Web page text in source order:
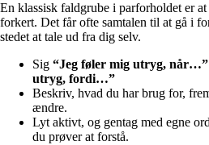
En klassisk faldgrube i parforholdet er
forkert. Det får ofte samtalen til at gå i
stedet at tale ud fra dig selv.
Sig “Jeg føler mig utryg, når…”
utryg, fordi…”
Beskriv, hvad du har brug for,
ændre.
Lyt aktivt, og gentag med egne
du prøver at forstå.